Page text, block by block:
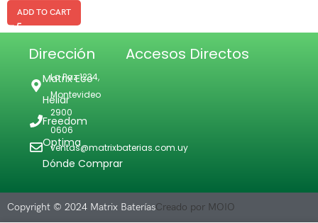
ADD TO CART
Dirección
La Paz 1234,
Montevideo
2900
0606
ventas@matrixbaterias.com.uy
Accesos Directos
Matrix Eco
Heliar
Freedom
Optima
Dónde Comprar
Copyright © 2024 Matrix BateríasCreado por MOIO